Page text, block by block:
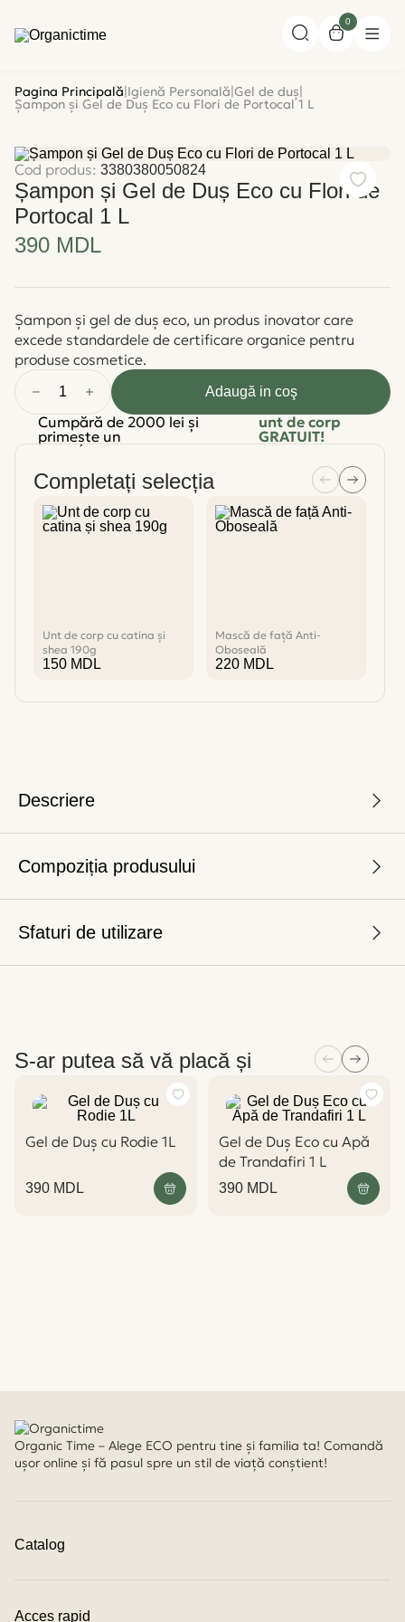
0
Pagina Principală|Igienă Personală|Gel de duș|
Șampon și Gel de Duș Eco cu Flori de Portocal 1 L
Cod produs: 3380380050824
Șampon și Gel de Duș Eco cu Flori de
Portocal 1 L
390 MDL
Șampon și gel de duș eco, un produs inovator care
excede standardele de certificare organice pentru
produse cosmetice.
1 Adaugă in coş
Cumpără de 2000 lei și
primește un
unt de corp
GRATUIT!
Completați selecția
Unt de corp cu catina și
shea 190g
150 MDL
Mască de față Anti-
Oboseală
220 MDL
Descriere
Compoziția produsului
Sfaturi de utilizare
S-ar putea să vă placă și
Gel de Duș cu Rodie 1L
390 MDL
Gel de Duș Eco cu Apă
de Trandafiri 1 L
390 MDL
Organic Time – Alege ECO pentru tine și familia ta! Comandă
ușor online și fă pasul spre un stil de viață conștient!
Catalog
Îngrijire mamă și bebe
Acces rapid